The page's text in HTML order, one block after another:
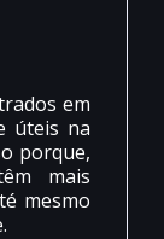
em
úteis na
porque,
mais
mesmo